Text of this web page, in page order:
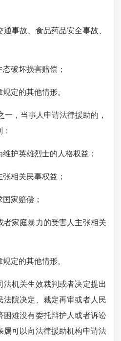
通事故、食品药品安全事故、
态破坏损害赔偿；
定的其他情形。
一，当事人申请法律援助的，
维护英雄烈士的人格权益；
张相关民事权益；
家赔偿；
者家庭暴力的受害人主张相关
定的其他情形。
法机关生效裁判或者决定提出
法院决定、裁定再审或者人民
困难没有委托辩护人或者诉讼
属可以向法律援助机构申请法